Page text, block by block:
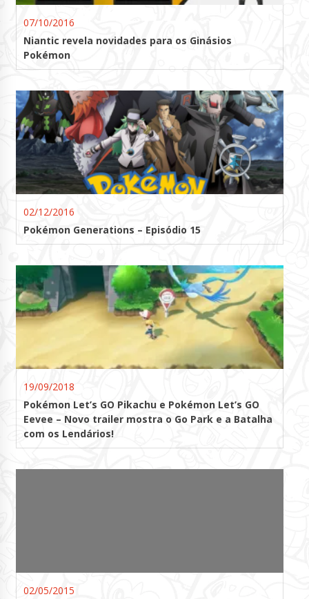
07/10/2016
Niantic revela novidades para os Ginásios
Pokémon
02/12/2016
Pokémon Generations – Episódio 15
19/09/2018
Pokémon Let’s GO Pikachu e Pokémon Let’s GO
Eevee – Novo trailer mostra o Go Park e a Batalha
com os Lendários!
02/05/2015